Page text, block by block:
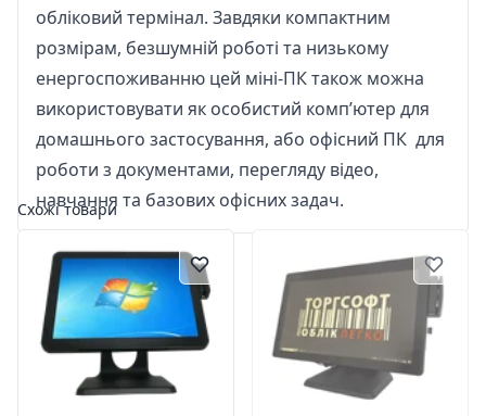
обліковий термінал. Завдяки компактним
розмірам, безшумній роботі та низькому
енергоспоживанню цей міні-ПК також можна
використовувати як особистий комп’ютер для
домашнього застосування, або офісний ПК для
роботи з документами, перегляду відео,
навчання та базових офісних задач.
Схожі товари